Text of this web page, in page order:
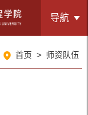
导航
首页 > 师资队伍